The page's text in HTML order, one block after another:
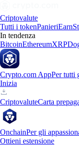
Criptovalute
Tutti i tokenPanieriEarn
In tendenza
BitcoinEthereumXRP
Crypto.com AppPer tutti
Inizia
CriptovaluteCarta
OnchainPer gli
Ottieni estensione